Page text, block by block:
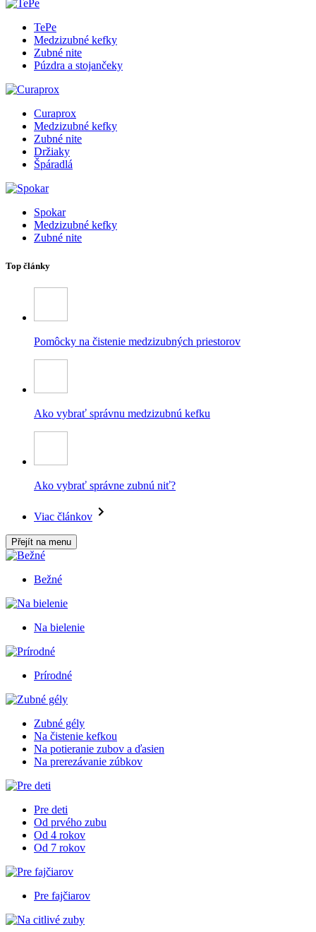
TePe
Medzizubné kefky
Zubné nite
Púzdra a stojančeky
Curaprox
Medzizubné kefky
Zubné nite
Držiaky
Špáradlá
Spokar
Medzizubné kefky
Zubné nite
Top články
Pomôcky na čistenie medzizubných priestorov
Ako vybrať správnu medzizubnú kefku
Ako vybrať správne zubnú niť?
Viac článkov
Přejít na menu
Bežné
Na bielenie
Prírodné
Zubné gély
Na čistenie kefkou
Na potieranie zubov a ďasien
Na prerezávanie zúbkov
Pre deti
Od prvého zubu
Od 4 rokov
Od 7 rokov
Pre fajčiarov